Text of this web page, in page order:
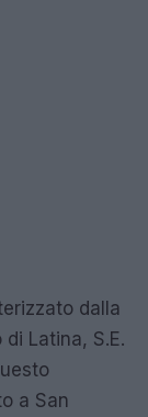
dalla
Latina, S.E.
a San